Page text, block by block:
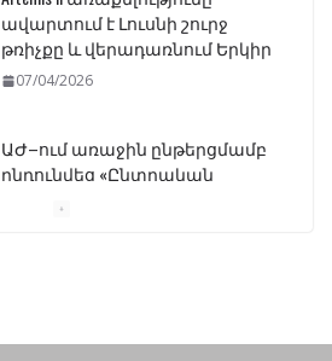
ավարտում է Լուսնի շուրջ
թռիչքը և վերադառնում Երկիր
07/04/2026
ԱԺ–ում առաջին ընթերցմամբ
ընդունվեց «Ընտրական
կբողոքարկի Գարեգին